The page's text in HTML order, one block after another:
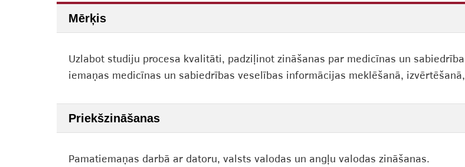
Mērķis
Uzlabot studiju procesa kvalitāti, padziļinot zināšanas par medicīnas un
iemaņas medicīnas un sabiedrības veselības informācijas meklēšanā,
Priekšzināšanas
Pamatiemaņas darbā ar datoru, valsts valodas un angļu valodas zināšanas.